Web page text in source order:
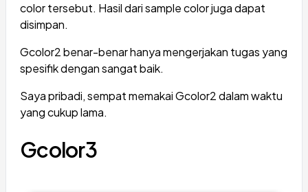
color tersebut. Hasil dari sample color juga dapat
disimpan.
Gcolor2 benar-benar hanya mengerjakan tugas yang
spesifik dengan sangat baik.
Saya pribadi, sempat memakai Gcolor2 dalam waktu
yang cukup lama.
Gcolor3